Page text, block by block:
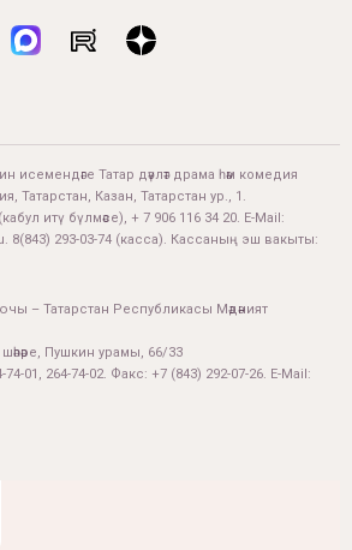
исемендәге Татар дәүләт драма һәм комедия
Татарстан, Казан, Татарстан ур., 1.
(кабул итү бүлмәсе), + 7 906 116 34 20. E-Mail:
. 8(843) 293-03-74 (касса). Кассаның эш вакыты:
– Татарстан Республикасы Мәдәният
Пушкин урамы, 66/33
01, 264-74-02. Факс: +7 (843) 292-07-26. E-Mail: